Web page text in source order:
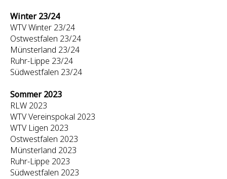
Winter 23/24
WTV Winter 23/24
Ostwestfalen 23/24
Münsterland 23/24
Ruhr-Lippe 23/24
Südwestfalen 23/24
Sommer 2023
RLW 2023
WTV Vereinspokal 2023
WTV Ligen 2023
Ostwestfalen 2023
Münsterland 2023
Ruhr-Lippe 2023
Südwestfalen 2023